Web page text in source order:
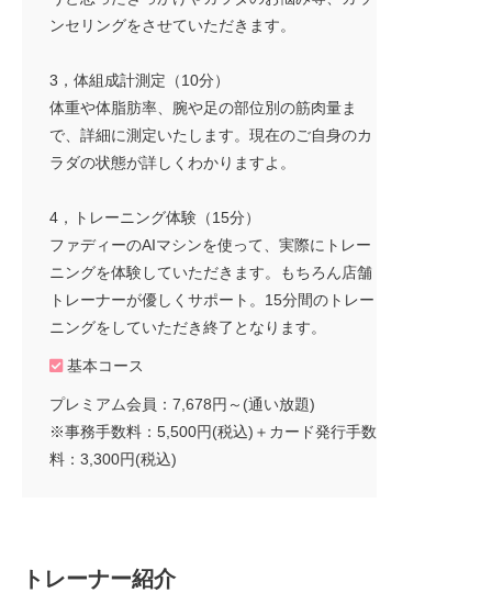
ンセリングをさせていただきます。
3，体組成計測定（10分）
体重や体脂肪率、腕や足の部位別の筋肉量ま
で、詳細に測定いたします。現在のご自身のカ
ラダの状態が詳しくわかりますよ。
4，トレーニング体験（15分）
ファディーのAIマシンを使って、実際にトレー
ニングを体験していただきます。もちろん店舗
トレーナーが優しくサポート。15分間のトレー
ニングをしていただき終了となります。
基本コース
プレミアム会員：7,678円～(通い放題)
※事務手数料：5,500円(税込)＋カード発行手数
料：3,300円(税込)
トレーナー紹介